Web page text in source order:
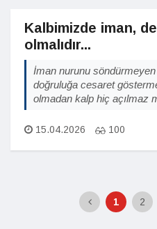
Kalbimizde iman,
olmalıdır...
İman nurunu
doğruluğa cesaret
olmadan kalp hiç açılmaz
15.04.2026 100
1 2